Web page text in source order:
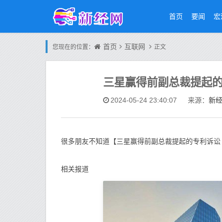
首页 要闻
您现在的位置： 首页 互联网 正文
三星赢得前副总裁提起
2024-05-24 23:40:07 来源： 新
很多朋友不知道【三星赢得前副总裁提起的专利诉
相关报道